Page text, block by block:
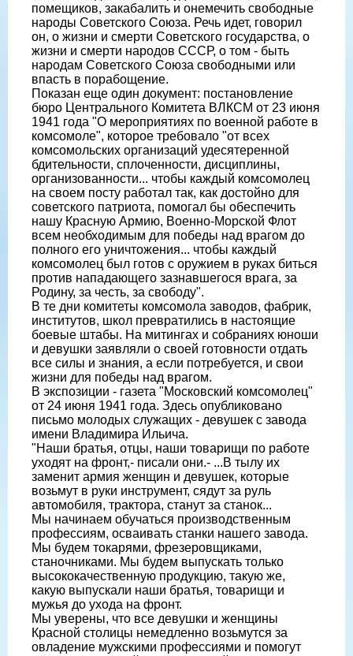
помещиков, закабалить и онемечить свободные
народы Советского Союза. Речь идет, говорил
он, о жизни и смерти Советского государства, о
жизни и смерти народов СССР, о том - быть
народам Советского Союза свободными или
впасть в порабощение.
Показан еще один документ: постановление
бюро Центрального Комитета ВЛКСМ от 23 июня
1941 года "О мероприятиях по военной работе в
комсомоле", которое требовало "от всех
комсомольских организаций удесятеренной
бдительности, сплоченности, дисциплины,
организованности... чтобы каждый комсомолец
на своем посту работал так, как достойно для
советского патриота, помогал бы обеспечить
нашу Красную Армию, Военно-Морской Флот
всем необходимым для победы над врагом до
полного его уничтожения... чтобы каждый
комсомолец был готов с оружием в руках биться
против нападающего зазнавшегося врага, за
Родину, за честь, за свободу".
В те дни комитеты комсомола заводов, фабрик,
институтов, школ превратились в настоящие
боевые штабы. На митингах и собраниях юноши
и девушки заявляли о своей готовности отдать
все силы и знания, а если потребуется, и свои
жизни для победы над врагом.
В экспозиции - газета "Московский комсомолец"
от 24 июня 1941 года. Здесь опубликовано
письмо молодых служащих - девушек с завода
имени Владимира Ильича.
"Наши братья, отцы, наши товарищи по работе
уходят на фронт,- писали они.- ...В тылу их
заменит армия женщин и девушек, которые
возьмут в руки инструмент, сядут за руль
автомобиля, трактора, станут за станок...
Мы начинаем обучаться производственным
профессиям, осваивать станки нашего завода.
Мы будем токарями, фрезеровщиками,
станочниками. Мы будем выпускать только
высококачественную продукцию, такую же,
какую выпускали наши братья, товарищи и
мужья до ухода на фронт.
Мы уверены, что все девушки и женщины
Красной столицы немедленно возьмутся за
овладение мужскими профессиями и помогут